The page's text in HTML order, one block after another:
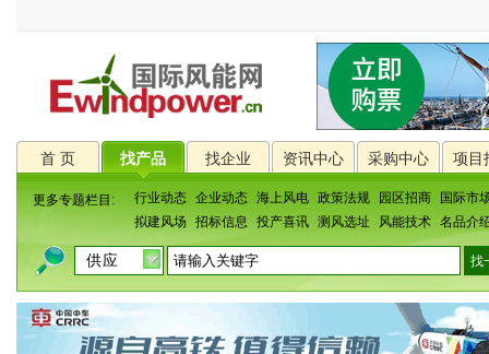
首 页 找产品 找企业 资讯中心 采购中心 项目
更多专题栏目: 行业动态 企业动态 海上风电 政策法规 园区招商
国际市
拟建风场
招标信息 投产喜讯 测风选址 风能技术 名品介